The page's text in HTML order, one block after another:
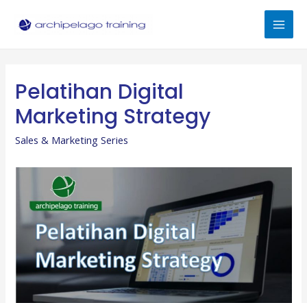
Pelatihan Digital
Marketing Strategy
Sales & Marketing Series